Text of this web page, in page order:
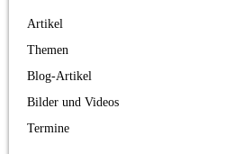
Artikel
Themen
Blog-Artikel
Bilder und Videos
Termine